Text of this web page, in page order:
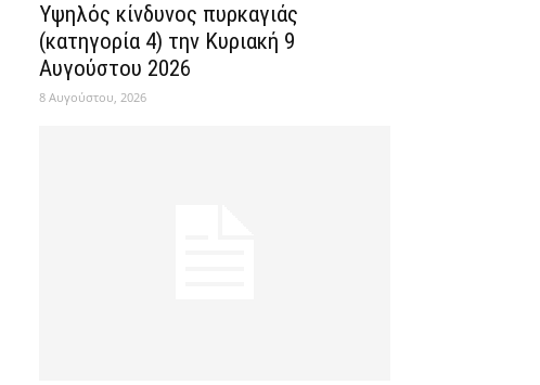
Υψηλός κίνδυνος πυρκαγιάς
(κατηγορία 4) την Κυριακή 9
Αυγούστου 2026
8 Αυγούστου, 2026